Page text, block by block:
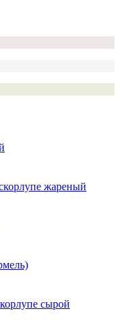
жареный
сырой